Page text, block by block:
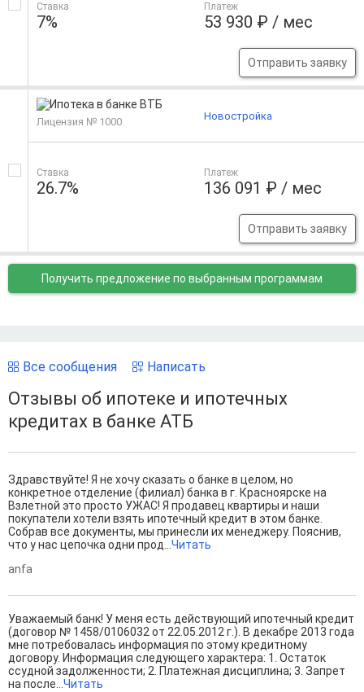
Ставка
7%
Платеж
53 930 ₽ / мес
Отправить заявку
Лицензия № 1000
Ставка
26.7%
Платеж
136 091 ₽ / мес
Отправить заявку
Новостройка
Получить предложение по выбранным программам
Все сообщения Написать
Отзывы об ипотеке и ипотечных
кредитах в банке АТБ
Здравствуйте! Я не хочу сказать о банке в целом, но
конкретное отделение (филиал) банка в г. Красноярске на
Взлетной это просто УЖАС! Я продавец квартиры и наши
покупатели хотели взять ипотечный кредит в этом банке.
Собрав все документы, мы принесли их менеджеру. Пояснив,
что у нас цепочка одни прод...Читать
anfa
Уважаемый банк! У меня есть действующий ипотечный кредит
(договор № 1458/0106032 от 22.05.2012 г.). В декабре 2013 года
мне потребовалась информация по этому кредитному
договору. Информация следующего характера: 1. Остаток
ссудной задолженности; 2. Платежная дисциплина; 3. Запрет
на после...Читать